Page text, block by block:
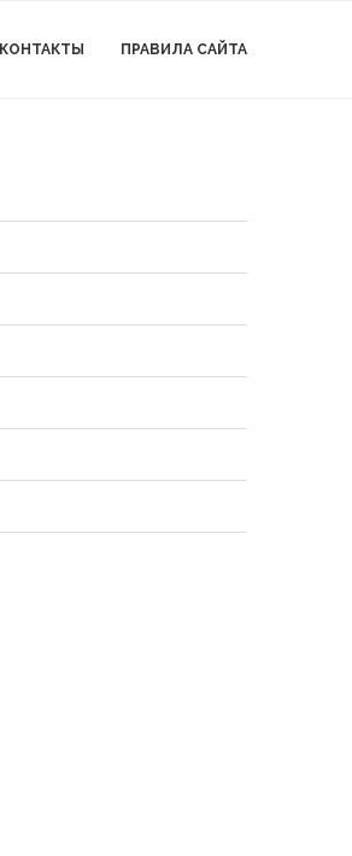
КОНТАКТЫ ПРАВИЛА САЙТА